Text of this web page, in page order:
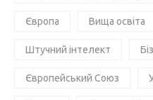
Європа Вища освіта
Штучний інтелект
Європейський Союз